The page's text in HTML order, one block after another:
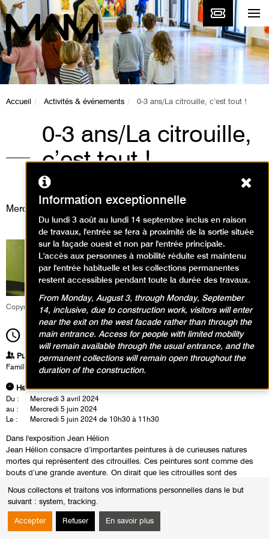
Nous collectons et traitons vos informations personnelles dans le but
suivant : system, tracking.
Accepter Refuser En savoir plus
Accueil Activités & événements 0-3 ans/La citrouille, c’est tout !
0-3 ans/La citrouille,
c’est tout !
Animations / Baby visite
Mercredi 5 juin 2024
Copyright service éducatif et culturel du MAM
10h30Durée1h00
Publics
Famille
Heures
Du :
Mercredi 3 avril 2024
au :
Mercredi 5 juin 2024
Le :
Mercredi 5 juin 2024 de 10h30 à 11h30
Dans l'exposition Jean Hélion
Jean Hélion consacre d’importantes peintures à de curieuses natures
mortes qui représentent des citrouilles. Ces peintures sont comme des
bouts d’une grande aventure. On dirait que les citrouilles sont des
dans des endroits où l’imagination prend le dessus. Petits et grands se
lancent dans l’aventure pour créer à leur tour une citrouille magique.
Avant la marche : porte bébé obligatoire
Information exceptionnelle
Du lundi 3 août au lundi 14 septembre inclus en raison
de travaux, l'entrée se fera à proximité de la sortie située
sur la façade ouest et non par l'entrée principale.
L'accès aux personnes à mobilité réduite est maintenu
par l'entrée habituelle et les collections permanentes
restent accessibles pendant toute la durée des travaux.
From Monday, August 3, through Monday, September
14, inclusive, due to construction work, visitors will enter
near the exit on the west facade rather than through the
main entrance. Access for people with limited mobility
will remain available through the usual entrance, and the
permanent collections will remain open throughout the
duration of the construction.